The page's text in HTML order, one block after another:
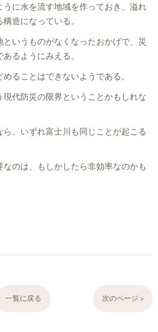
に水を流す地域を作っておき、溢れ
造になっている。
いうものがなくなったおかげで、災
るようにみえる。
ることはできないようである。
代防災の限界ということかもしれな
、いずれ富士川も同じことが起こる
のは、もしかしたら非効率なのかも
一覧に戻る 次のページ >